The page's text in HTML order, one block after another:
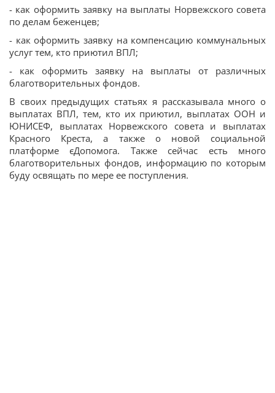
- как оформить заявку на выплаты Норвежского совета
по делам беженцев;
- как оформить заявку на компенсацию коммунальных
услуг тем, кто приютил ВПЛ;
- как оформить заявку на выплаты от различных
благотворительных фондов.
В своих предыдущих статьях я рассказывала много о
выплатах ВПЛ, тем, кто их приютил, выплатах ООН и
ЮНИСЕФ, выплатах Норвежского совета и выплатах
Красного Креста, а также о новой социальной
платформе єДопомога. Также сейчас есть много
благотворительных фондов, информацию по которым
буду освящать по мере ее поступления.